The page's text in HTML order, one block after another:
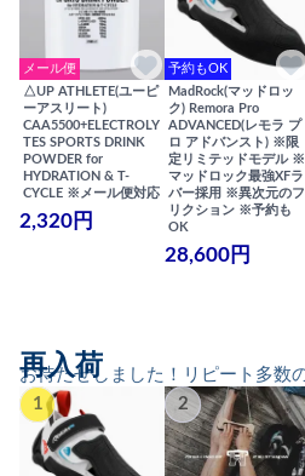
メール便
△UP ATHLETE(ユーピ
ーアスリート)
CAA5500+ELECTROLY
TES SPORTS DRINK
POWDER for
HYDRATION & T-
CYCLE ※メール便対応
2,320円
予約もOK
MadRock(マッドロッ
ク) Remora Pro
ADVANCED(レモラ プ
ロ アドバンスト) ※限
定リミテッドモデル ※
マッドロック最強XFラ
バー採用 ※異次元のフ
リクション ※予約も
OK
28,600円
お待たせしました！リピート多数
再入荷
1 2